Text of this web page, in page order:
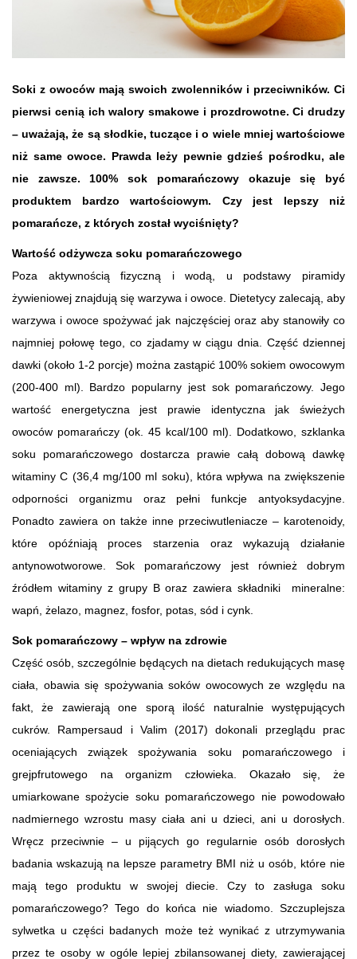
Soki z owoców mają swoich zwolenników i przeciwników. Ci
pierwsi cenią ich walory smakowe i prozdrowotne. Ci drudzy
– uważają, że są słodkie, tuczące i o wiele mniej wartościowe
niż same owoce. Prawda leży pewnie gdzieś pośrodku, ale
nie zawsze. 100% sok pomarańczowy okazuje się być
produktem bardzo wartościowym. Czy jest lepszy niż
pomarańcze, z których został wyciśnięty?
Wartość odżywcza soku pomarańczowego
Poza aktywnością fizyczną i wodą, u podstawy piramidy
żywieniowej znajdują się warzywa i owoce. Dietetycy zalecają, aby
warzywa i owoce spożywać jak najczęściej oraz aby stanowiły co
najmniej połowę tego, co zjadamy w ciągu dnia. Część dziennej
dawki (około 1-2 porcje) można zastąpić 100% sokiem owocowym
(200-400 ml). Bardzo popularny jest sok pomarańczowy. Jego
wartość energetyczna jest prawie identyczna jak świeżych
owoców pomarańczy (ok. 45 kcal/100 ml). Dodatkowo, szklanka
soku pomarańczowego dostarcza prawie całą dobową dawkę
witaminy C (36,4 mg/100 ml soku), która wpływa na zwiększenie
odporności organizmu oraz pełni funkcje antyoksydacyjne.
Ponadto zawiera on także inne przeciwutleniacze – karotenoidy,
które opóźniają proces starzenia oraz wykazują działanie
antynowotworowe. Sok pomarańczowy jest również dobrym
źródłem witaminy z grupy B oraz zawiera składniki mineralne:
wapń, żelazo, magnez, fosfor, potas, sód i cynk.
Sok pomarańczowy – wpływ na zdrowie
Część osób, szczególnie będących na dietach redukujących masę
ciała, obawia się spożywania soków owocowych ze względu na
fakt, że zawierają one sporą ilość naturalnie występujących
cukrów. Rampersaud i Valim (2017) dokonali przeglądu prac
oceniających związek spożywania soku pomarańczowego i
grejpfrutowego na organizm człowieka. Okazało się, że
umiarkowane spożycie soku pomarańczowego nie powodowało
nadmiernego wzrostu masy ciała ani u dzieci, ani u dorosłych.
Wręcz przeciwnie – u pijących go regularnie osób dorosłych
badania wskazują na lepsze parametry BMI niż u osób, które nie
mają tego produktu w swojej diecie. Czy to zasługa soku
pomarańczowego? Tego do końca nie wiadomo. Szczuplejsza
sylwetka u części badanych może też wynikać z utrzymywania
przez te osoby w ogóle lepiej zbilansowanej diety, zawierającej